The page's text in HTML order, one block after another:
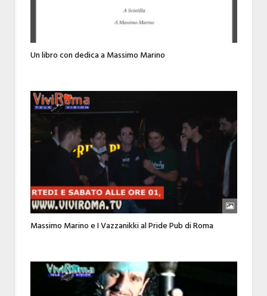
Un libro con dedica a Massimo Marino
Massimo Marino e I Vazzanikki al Pride Pub di Roma